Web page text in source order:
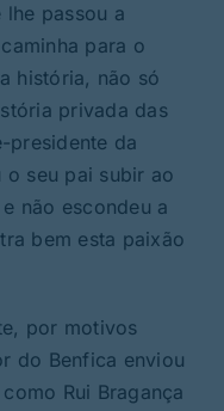
passou a
para o
história, não só
privada das
presidente da
o seu pai subir ao
não escondeu a
bem esta paixão
por motivos
do Benfica enviou
Rui Bragança